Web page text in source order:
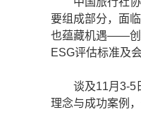
要组成部分，面
也蕴藏机遇——创
ESG评估标准及
谈及11月3-5日
理念与成功案例